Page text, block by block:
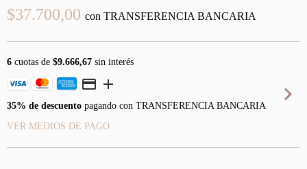
$37.700,00 con TRANSFERENCIA BANCARIA
6 cuotas de $9.666,67 sin interés
35% de descuento pagando con TRANSFERENCIA BANCARIA
VER MEDIOS DE PAGO